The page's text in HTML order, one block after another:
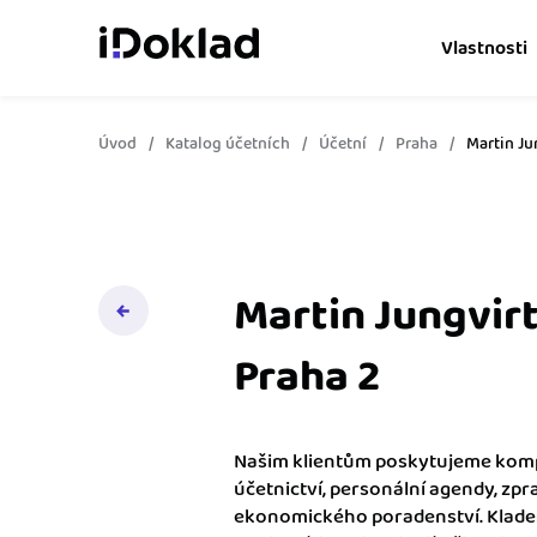
Vlastnosti
Online fakturace
obchodními kontakty.
Hlídání cashflow
Vyměňte počítání za
Spolupráce s účetní
Dejte účetní to, co
přístup k vašim
Úvod Katalog účetních Účetní Praha Martin
Martin
Praha 2
Našim klientům poskytujeme
účetnictví, personální agendy,
ekonomického poradenství.